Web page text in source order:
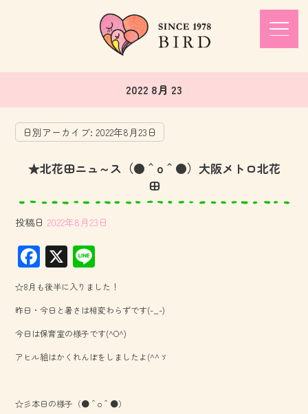
2022 8月 23
日別アーカイブ:2022年8月23日
★北花田ニュ～ス（●＾o＾●）大阪メトロ北花
田
投稿日 2022年8月23日
F
ac
e
b
o
ok
X
ne
☆8月も後半に入りました！
昨日・今日と暑さは相変わらずです(-_-)
今日は保育室の様子です(^O^)
アヒル組はかくれんぼをしましたよ(^^ゞ
☆彡本日の様子（●＾o＾●）